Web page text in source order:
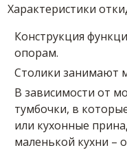
Характеристики
Конструкция
опорам.
Столики занимают
В зависимости от
тумбочки, в
или кухонные
маленькой кухни –